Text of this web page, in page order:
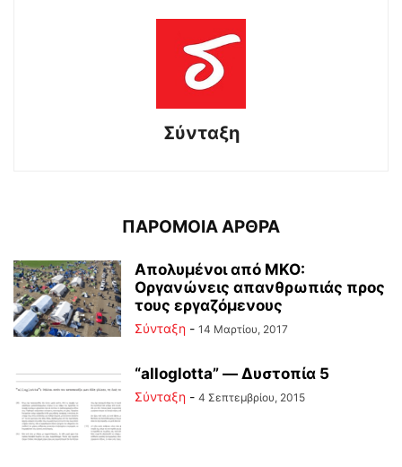
Σύνταξη
ΠΑΡΟΜΟΙΑ ΑΡΘΡΑ
Απολυμένοι από ΜΚΟ:
Οργανώνεις απανθρωπιάς προς
τους εργαζόμενους
Σύνταξη - 14 Μαρτίου, 2017
“alloglotta” — Δυστοπία 5
Σύνταξη - 4 Σεπτεμβρίου, 2015